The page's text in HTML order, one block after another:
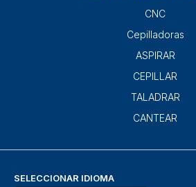
CNC
Cepilladoras
ASPIRAR
CEPILLAR
TALADRAR
CANTEAR
SELECCIONAR IDIOMA